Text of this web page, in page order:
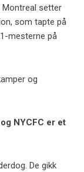
Montreal setter
som tapte på
mesterne på
og
NYCFC er et
De gikk